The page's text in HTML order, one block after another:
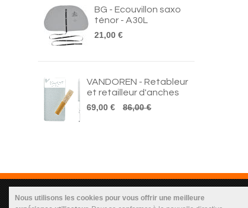
Nous utilisons les cookies pour vous offrir une meilleure
BG - Ecouvillon saxo
ténor - A30L
21,00 €
VANDOREN - Retableur
et retailleur d'anches
69,00 €
86,00 €
Infos Utilisateur